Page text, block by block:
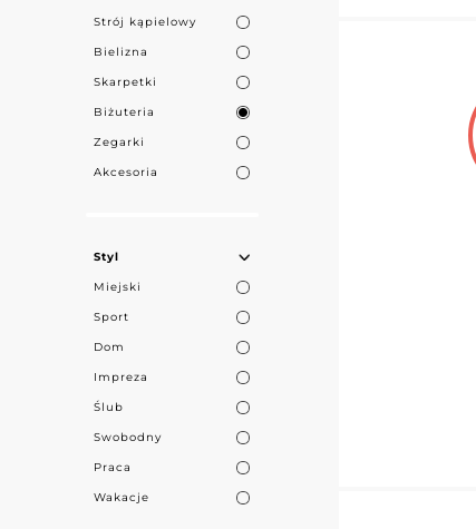
Strój kąpielowy
Bielizna
Skarpetki
Biżuteria
Zegarki
Akcesoria
Styl
Miejski
Sport
Dom
Impreza
Ślub
Swobodny
Praca
Wakacje